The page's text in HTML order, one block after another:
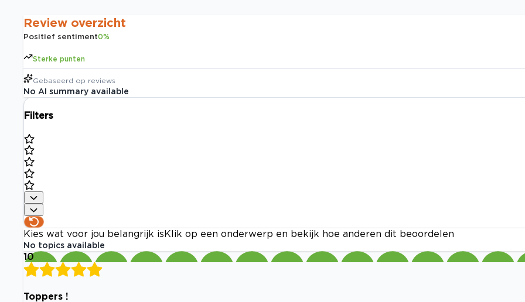
Review overzicht
Positief sentiment0%
Sterke punten
Gebaseerd op reviews
No AI summary available
Filters
Kies wat voor jou belangrijk is Klik op een onderwerp en bekijk hoe anderen dit beoordelen
No topics available
10
Toppers !